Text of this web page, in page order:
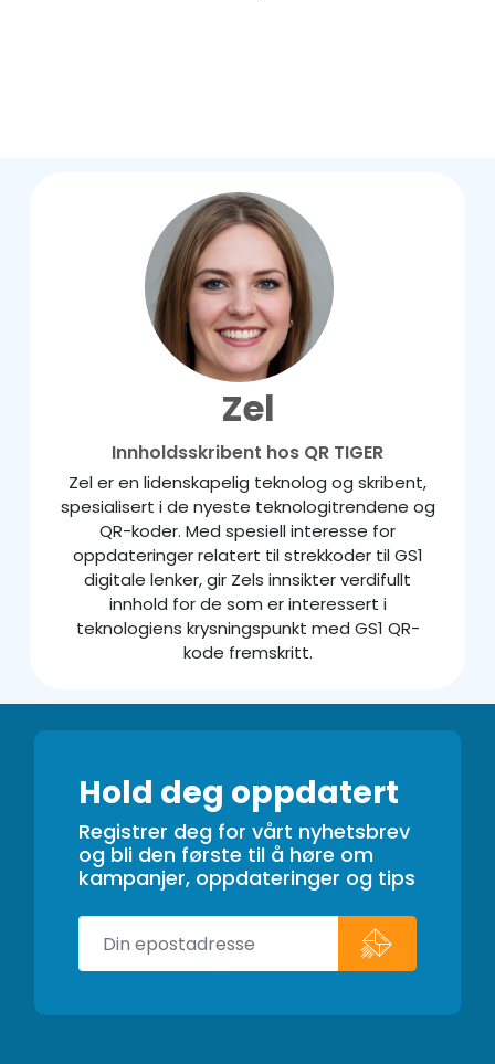
Zel
Innholdsskribent hos QR TIGER
Zel er en lidenskapelig teknolog og skribent,
spesialisert i de nyeste teknologitrendene og
QR-koder. Med spesiell interesse for
oppdateringer relatert til strekkoder til GS1
digitale lenker, gir Zels innsikter verdifullt
innhold for de som er interessert i
teknologiens krysningspunkt med GS1 QR-
kode fremskritt.
Hold deg oppdatert
Registrer deg for vårt nyhetsbrev
og bli den første til å høre om
kampanjer, oppdateringer og tips